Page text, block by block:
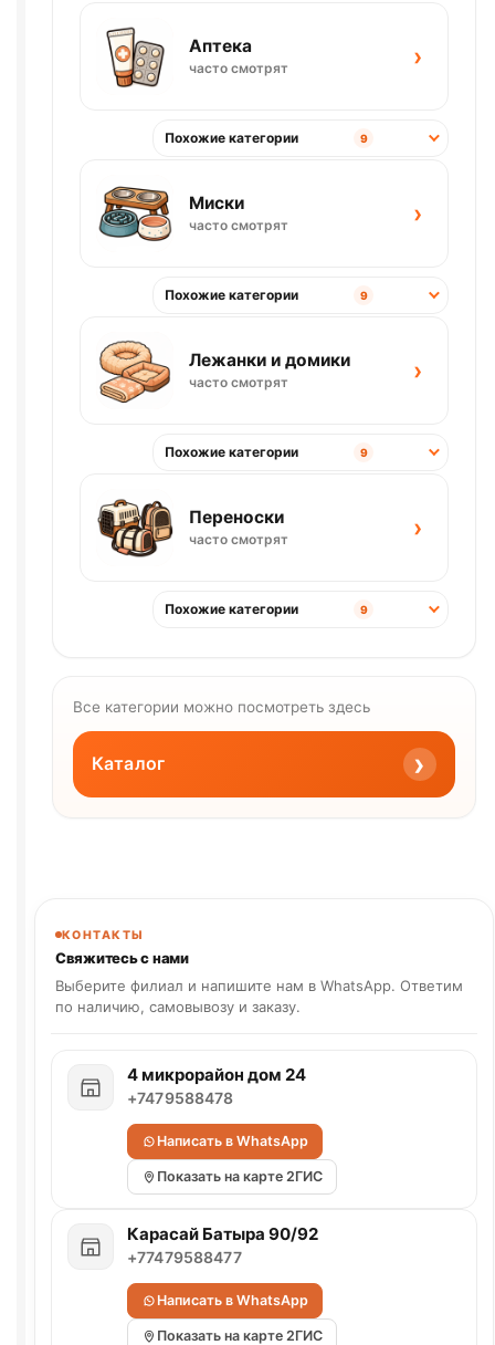
Аптека
часто смотрят ›
Похожие категории 9
Миски
часто смотрят ›
Похожие категории 9
Лежанки и домики
часто смотрят ›
Похожие категории 9
Переноски
часто смотрят ›
Похожие категории 9
Все категории можно посмотреть здесь
Каталог ›
КОНТАКТЫ
Свяжитесь с нами
Выберите филиал и напишите нам в WhatsApp. Ответим
по наличию, самовывозу и заказу.
4 микрорайон дом 24
+7479588478
Написать в WhatsApp
Показать на карте 2ГИС
Карасай Батыра 90/92
+77479588477
Написать в WhatsApp
Показать на карте 2ГИС